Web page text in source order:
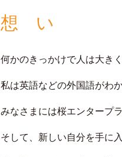
想 い
何かのきっかけで⼈は⼤き
私は英語などの外国語がわ
みなさまには桜エンタープ
そして、新しい⾃分を⼿に